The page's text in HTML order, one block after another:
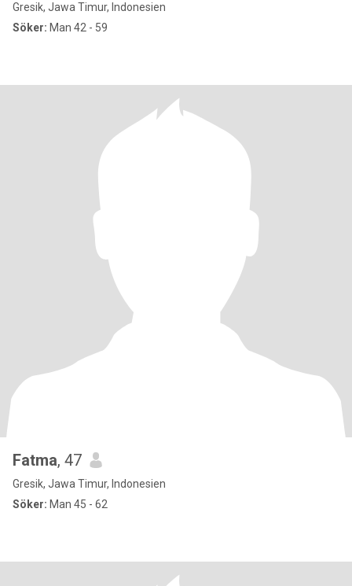
Gresik, Jawa Timur, Indonesien
Söker: Man 42 - 59
Fatma, 47
Gresik, Jawa Timur, Indonesien
Söker: Man 45 - 62